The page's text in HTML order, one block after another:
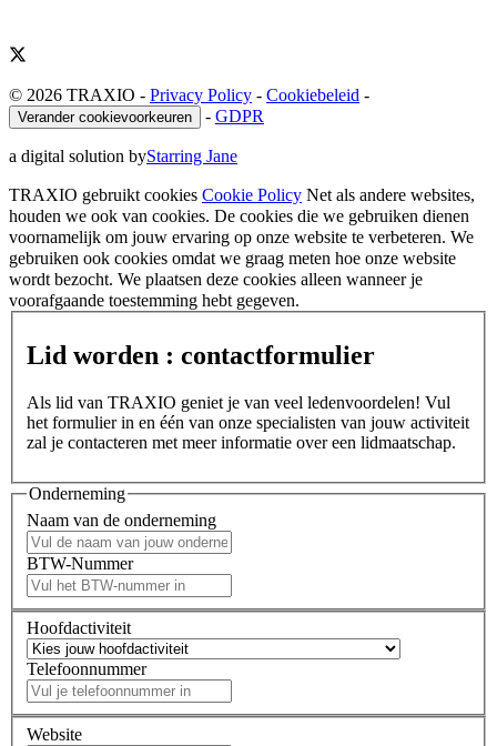
© 2026 TRAXIO - Privacy Policy - Cookiebeleid -
Verander cookievoorkeuren - GDPR
a digital solution byStarring Jane
TRAXIO gebruikt cookies Cookie Policy Net als andere websites,
houden we ook van cookies. De cookies die we gebruiken dienen
voornamelijk om jouw ervaring op onze website te verbeteren. We
gebruiken ook cookies omdat we graag meten hoe onze website
wordt bezocht. We plaatsen deze cookies alleen wanneer je
voorafgaande toestemming hebt gegeven.
Lid worden : contactformulier
Als lid van TRAXIO geniet je van veel ledenvoordelen! Vul
het formulier in en één van onze specialisten van jouw activiteit
zal je contacteren met meer informatie over een lidmaatschap.
Onderneming
Naam van de onderneming
BTW-Nummer
Hoofdactiviteit
Telefoonnummer
Website